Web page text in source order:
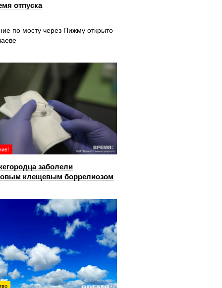
отпуска
по мосту через Пижму открыто
заболели
клещевым боррелиозом